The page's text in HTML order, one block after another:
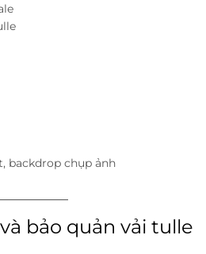
backdrop chụp ảnh
bảo quản vải tulle